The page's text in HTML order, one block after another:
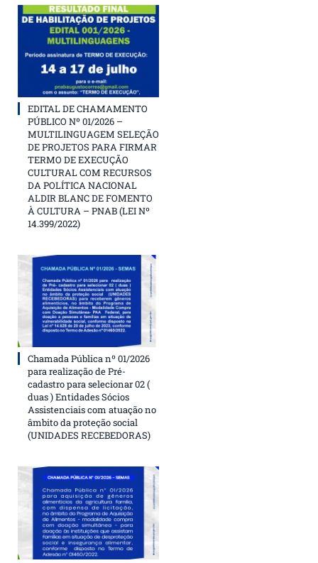
EDITAL DE CHAMAMENTO
PÚBLICO Nº 01/2026 –
MULTILINGUAGEM SELEÇÃO
DE PROJETOS PARA FIRMAR
TERMO DE EXECUÇÃO
CULTURAL COM RECURSOS
DA POLÍTICA NACIONAL
ALDIR BLANC DE FOMENTO
À CULTURA – PNAB (LEI Nº
14.399/2022)
Chamada Pública nº 01/2026
para realização de Pré-
cadastro para selecionar 02 (
duas ) Entidades Sócios
Assistenciais com atuação no
âmbito da proteção social
(UNIDADES RECEBEDORAS)